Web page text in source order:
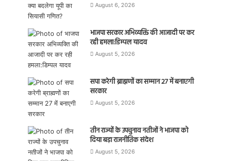
August 6, 2026
भाजपा सरकार अभिव्यक्ति की आजादी पर कर
रही हमला:डिम्पल यादव
August 5, 2026
सपा करेगी ब्राह्मणों का सम्मान 27 में बनाएगी
सरकार
August 5, 2026
तीन राज्यों के उपचुनाव नतीजों ने भाजपा को
दिया बड़ा राजनीतिक संदेश
August 5, 2026